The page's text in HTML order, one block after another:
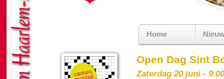
Home
Open Dag Sint
Zaterdag 20 juni -